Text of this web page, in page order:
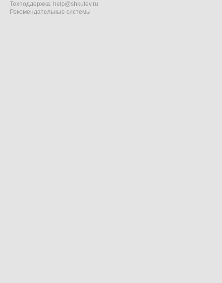
Техподдержка: help@shkulev.ru
Рекомендательные системы